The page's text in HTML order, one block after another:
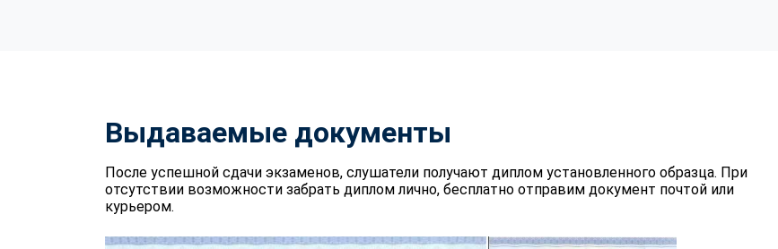
Выдаваемые документы
После успешной сдачи экзаменов, слушатели получают диплом установленного образца. При
отсутствии возможности забрать диплом лично, бесплатно отправим документ почтой или
курьером.